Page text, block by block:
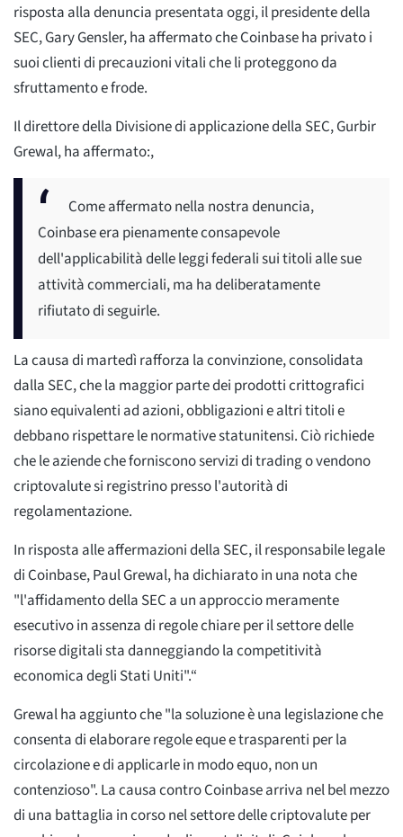
risposta alla denuncia presentata oggi, il presidente della
SEC, Gary Gensler, ha affermato che Coinbase ha privato i
suoi clienti di precauzioni vitali che li proteggono da
sfruttamento e frode.
Il direttore della Divisione di applicazione della SEC, Gurbir
Grewal, ha affermato:,
Come affermato nella nostra denuncia,
Coinbase era pienamente consapevole
dell'applicabilità delle leggi federali sui titoli alle sue
attività commerciali, ma ha deliberatamente
rifiutato di seguirle.
La causa di martedì rafforza la convinzione, consolidata
dalla SEC, che la maggior parte dei prodotti crittografici
siano equivalenti ad azioni, obbligazioni e altri titoli e
debbano rispettare le normative statunitensi. Ciò richiede
che le aziende che forniscono servizi di trading o vendono
criptovalute si registrino presso l'autorità di
regolamentazione.
In risposta alle affermazioni della SEC, il responsabile legale
di Coinbase, Paul Grewal, ha dichiarato in una nota che
"l'affidamento della SEC a un approccio meramente
esecutivo in assenza di regole chiare per il settore delle
risorse digitali sta danneggiando la competitività
economica degli Stati Uniti".“
Grewal ha aggiunto che "la soluzione è una legislazione che
consenta di elaborare regole eque e trasparenti per la
circolazione e di applicarle in modo equo, non un
contenzioso". La causa contro Coinbase arriva nel bel mezzo
di una battaglia in corso nel settore delle criptovalute per